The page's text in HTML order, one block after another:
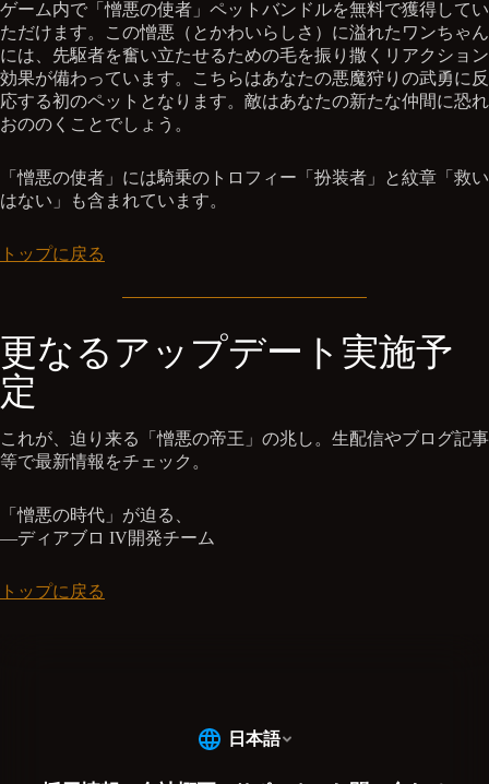
ゲーム内で「憎悪の使者」ペットバンドルを無料で獲得してい
ただけます。この憎悪（とかわいらしさ）に溢れたワンちゃん
には、先駆者を奮い立たせるための毛を振り撒くリアクション
効果が備わっています。こちらはあなたの悪魔狩りの武勇に反
応する初のペットとなります。敵はあなたの新たな仲間に恐れ
おののくことでしょう。
「憎悪の使者」には騎乗のトロフィー「扮装者」と紋章「救い
はない」も含まれています。
トップに戻る
更なるアップデート実施予
定
これが、迫り来る「憎悪の帝王」の兆し。生配信やブログ記事
等で最新情報をチェック。
「憎悪の時代」が迫る、
—ディアブロ IV開発チーム
トップに戻る